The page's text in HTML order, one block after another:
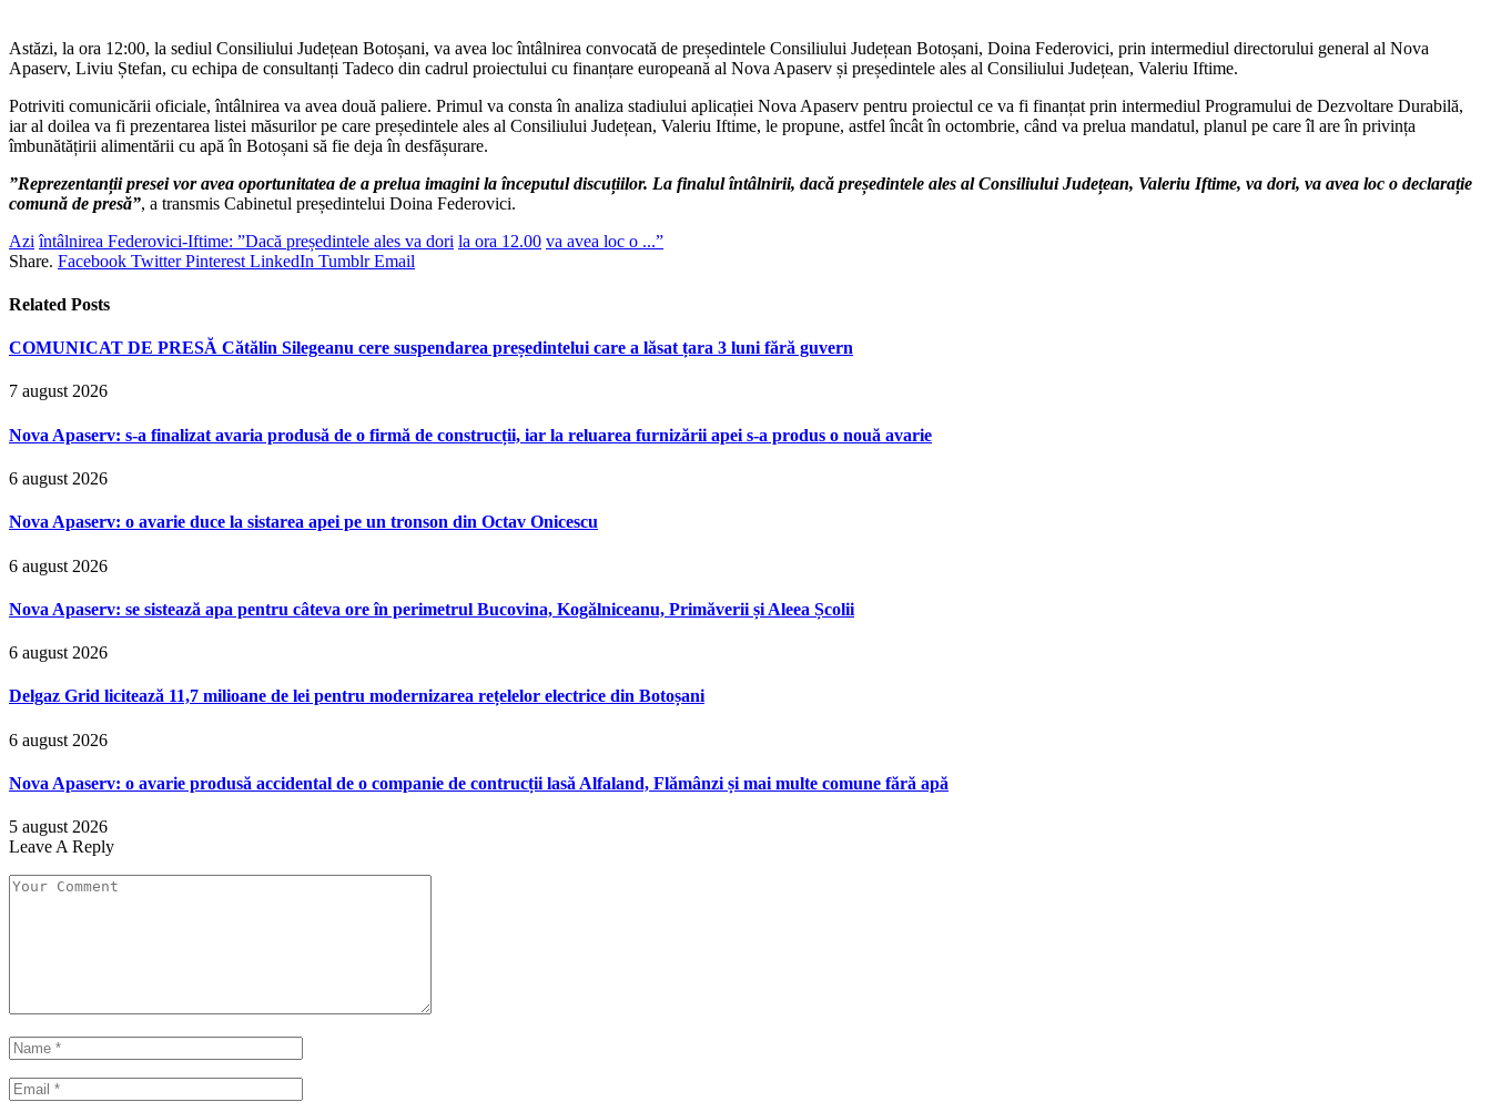
Astăzi, la ora 12:00, la sediul Consiliului Județean Botoșani, va avea loc întâlnirea convocată de președintele Consiliului Județean Botoșani, Doina Federovici, prin intermediul directorului general al Nova
Apaserv, Liviu Ștefan, cu echipa de consultanți Tadeco din cadrul proiectului cu finanțare europeană al Nova Apaserv și președintele ales al Consiliului Județean, Valeriu Iftime.
Potriviti comunicării oficiale, întâlnirea va avea două paliere. Primul va consta în analiza stadiului aplicației Nova Apaserv pentru proiectul ce va fi finanțat prin intermediul Programului de Dezvoltare Durabilă,
iar al doilea va fi prezentarea listei măsurilor pe care președintele ales al Consiliului Județean, Valeriu Iftime, le propune, astfel încât în octombrie, când va prelua mandatul, planul pe care îl are în privința
îmbunătățirii alimentării cu apă în Botoșani să fie deja în desfășurare.
”Reprezentanții presei vor avea oportunitatea de a prelua imagini la începutul discuțiilor. La finalul întâlnirii, dacă președintele ales al Consiliului Județean, Valeriu Iftime, va dori, va avea loc o declarație
comună de presă”, a transmis Cabinetul președintelui Doina Federovici.
Azi întâlnirea Federovici-Iftime: ”Dacă președintele ales va dori la ora 12.00 va avea loc o ...”
Share. Facebook Twitter Pinterest LinkedIn Tumblr Email
Related Posts
COMUNICAT DE PRESĂ Cătălin Silegeanu cere suspendarea președintelui care a lăsat țara 3 luni fără guvern
7 august 2026
Nova Apaserv: s-a finalizat avaria produsă de o firmă de construcții, iar la reluarea furnizării apei s-a produs o nouă avarie
6 august 2026
Nova Apaserv: o avarie duce la sistarea apei pe un tronson din Octav Onicescu
6 august 2026
Nova Apaserv: se sistează apa pentru câteva ore în perimetrul Bucovina, Kogălniceanu, Primăverii și Aleea Școlii
6 august 2026
Delgaz Grid licitează 11,7 milioane de lei pentru modernizarea rețelelor electrice din Botoșani
6 august 2026
Nova Apaserv: o avarie produsă accidental de o companie de contrucții lasă Alfaland, Flămânzi și mai multe comune fără apă
5 august 2026
Leave A Reply